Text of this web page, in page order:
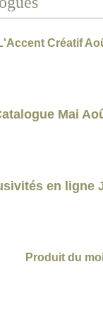
Créatif
Mai
en ligne
Produit du